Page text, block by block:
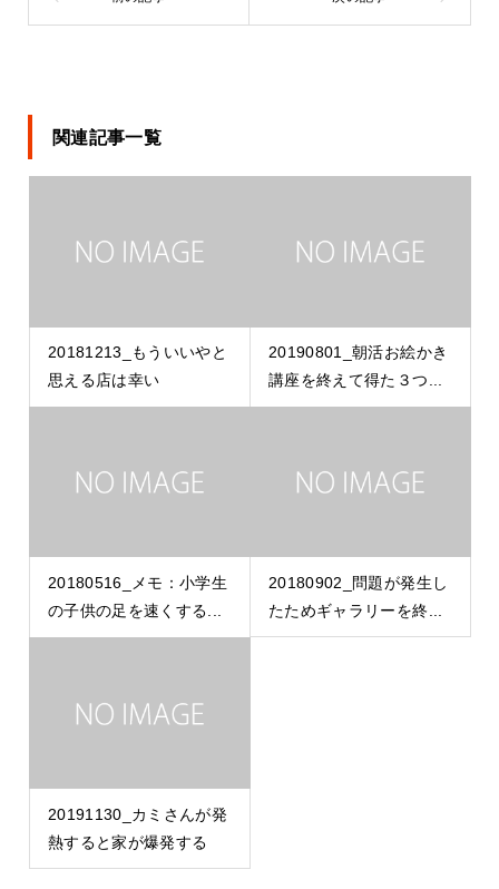
関連記事一覧
20181213_もういいやと
思える店は幸い
20190801_朝活お絵かき
講座を終えて得た３つ...
20180516_メモ：小学生
の子供の足を速くする...
20180902_問題が発生し
たためギャラリーを終...
20191130_カミさんが発
熱すると家が爆発する